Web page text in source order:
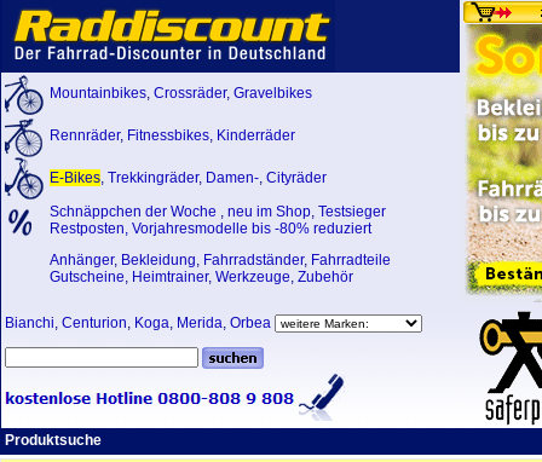
Mountainbikes, Crossräder, Gravelbikes
Rennräder, Fitnessbikes, Kinderräder
E-Bikes, Trekkingräder, Damen-, Cityräder
Schnäppchen der Woche , neu im Shop, Testsieger
Restposten, Vorjahresmodelle bis -80% reduziert
Anhänger, Bekleidung, Fahrradständer, Fahrradteile
Gutscheine, Heimtrainer, Werkzeuge, Zubehör
Bianchi, Centurion, Koga, Merida, Orbea
Produktsuche